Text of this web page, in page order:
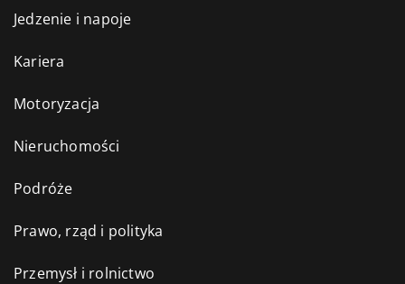
Jedzenie i napoje
Kariera
Motoryzacja
Nieruchomości
Podróże
Prawo, rząd i polityka
Przemysł i rolnictwo